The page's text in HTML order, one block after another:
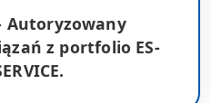
Autoryzowany
z portfolio ES-